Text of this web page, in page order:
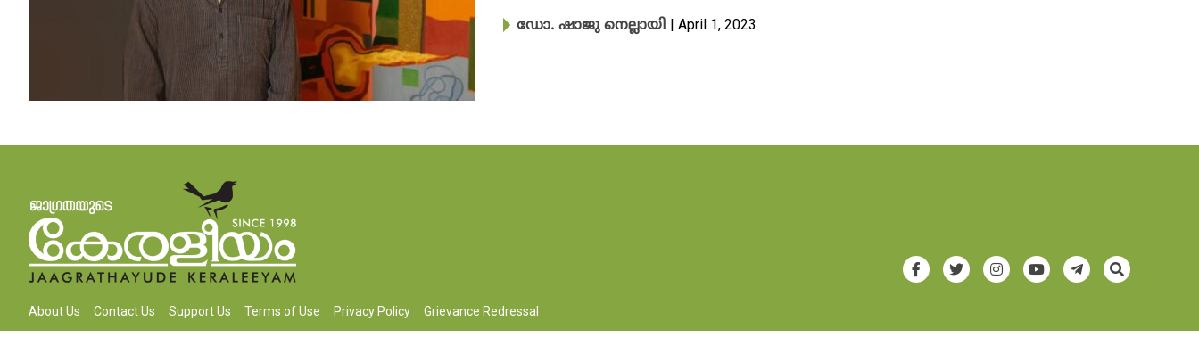
ഡോ. ഷാജു നെല്ലായി | April 1, 2023
About Us Contact Us Support Us Terms of Use Privacy Policy Grievance Redressal